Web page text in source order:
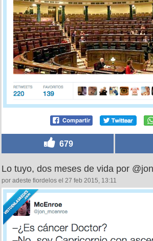
679
Lo tuyo, dos meses de vida por
por adeste fiordelos el 27 feb 2015, 13:11